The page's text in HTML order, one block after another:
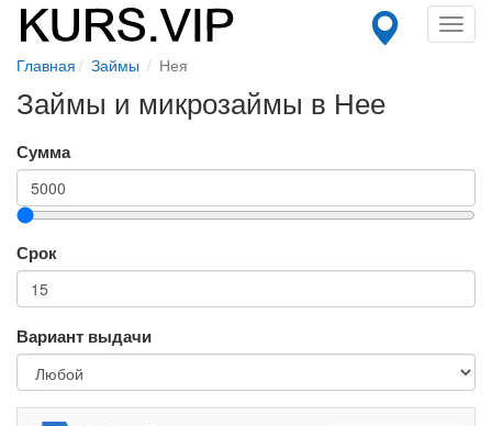
Главная Займы Нея
Займы и микрозаймы в Нее
Сумма
Срок
Вариант выдачи